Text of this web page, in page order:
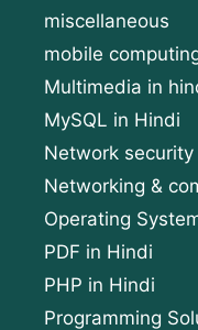
miscellaneous
mobile
Multimedia in
MySQL in Hindi
Network
Networking &
Operating
PDF in Hindi
PHP in Hindi
Programming